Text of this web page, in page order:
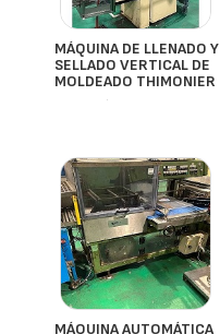
MÁQUINA DE LLENADO Y
SELLADO VERTICAL DE
MOLDEADO THIMONIER
- España
MÁQUINA AUTOMÁTICA